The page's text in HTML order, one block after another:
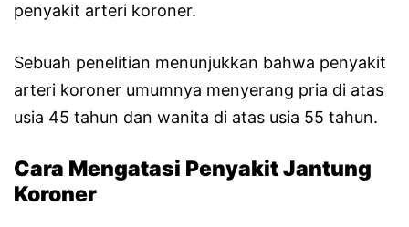
penyakit arteri koroner.
Sebuah penelitian menunjukkan bahwa penyakit
arteri koroner umumnya menyerang pria di atas
usia 45 tahun dan wanita di atas usia 55 tahun.
Cara Mengatasi Penyakit Jantung
Koroner